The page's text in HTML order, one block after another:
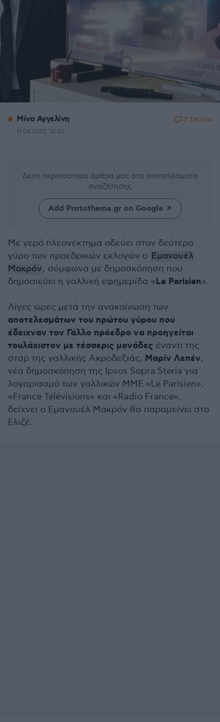
Μίνα Αγγελίνη
11.04.2022, 12:33
7 ΣΧΟΛΙΑ
Δείτε περισσότερα άρθρα μας στα αποτελέσματα
αναζήτησης
Add Protothema.gr on Google
Mε γερό πλεονέκτημα οδεύει στον δεύτερο
γύρο των προεδρικών εκλογών ο Εμανουέλ
Μακρόν, σύμφωνα με δημοσκόπηση που
δημοσιεύει η γαλλική εφημερίδα «Le Parisien».
Λίγες ώρες μετά την ανακοίνωση των
αποτελεσμάτων του πρώτου γύρου που
έδειχναν τον Γάλλο πρόεδρο να προηγείται
τουλάχιστον με τέσσερις μονάδες έναντι της
σταρ της γαλλικής Ακροδεξιάς, Μαρίν Λεπέν,
νέα δημοσκόπηση της Ipsos Sopra Steria για
λογαριασμό των γαλλικών ΜΜΕ «Le Parisien»,
«France Télévisions» και «Radio France»,
δείχνει ο Εμανουέλ Μακρόν θα παραμείνει στο
Ελιζέ.